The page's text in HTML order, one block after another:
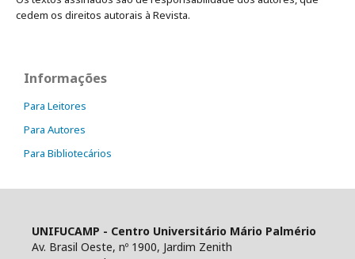
cedem os direitos autorais à Revista.
Informações
Para Leitores
Para Autores
Para Bibliotecários
UNIFUCAMP - Centro Universitário Mário Palmério
Av. Brasil Oeste, nº 1900, Jardim Zenith